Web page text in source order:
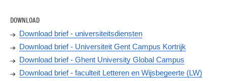
DOWNLOAD
Download brief - universiteitsdiensten
Download brief - Universiteit Gent Campus Kortrijk
Download brief - Ghent University Global Campus
Download brief - faculteit Letteren en Wijsbegeerte (LW)